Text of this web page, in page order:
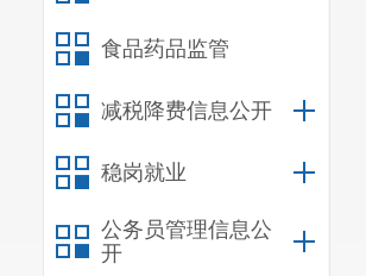
食品药品监管
减税降费信息公开
稳岗就业
公务员管理信息公
开